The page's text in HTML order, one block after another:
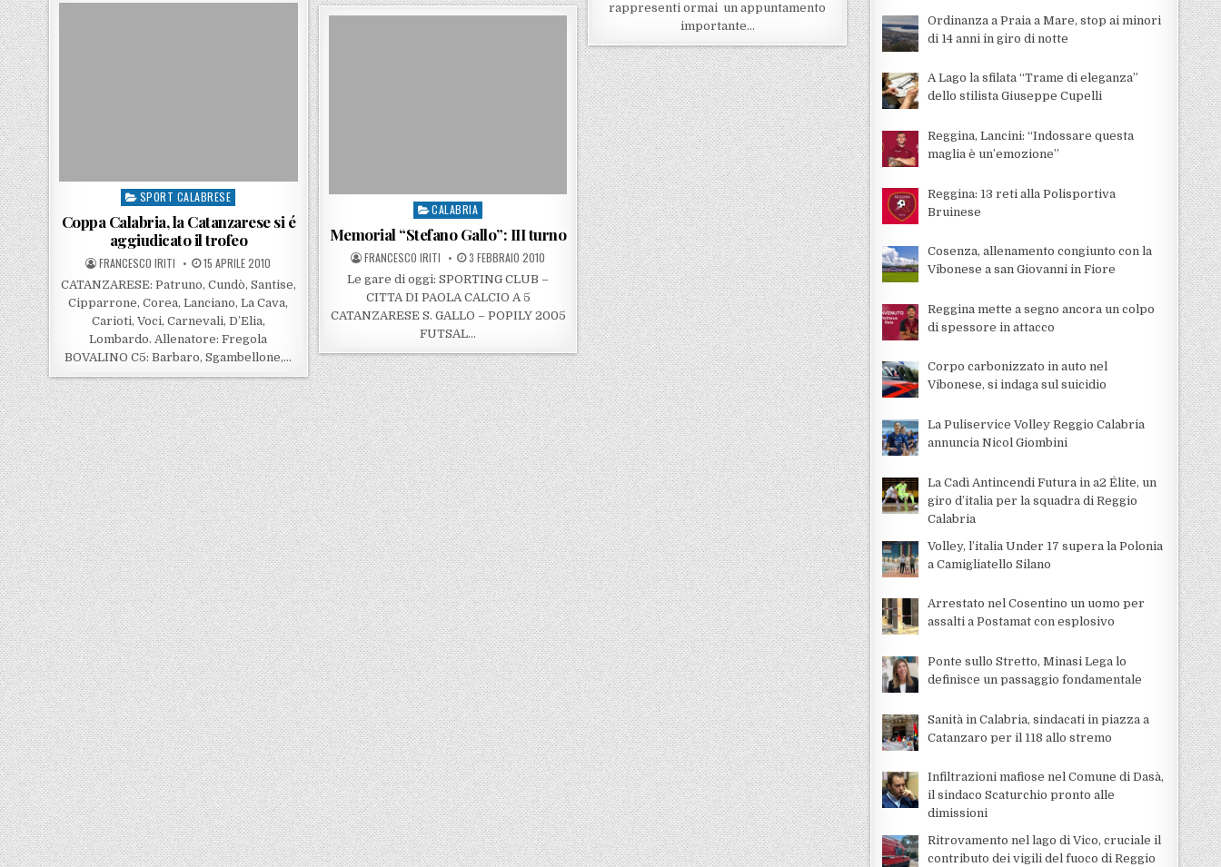
rappresenti ormai un appuntamento
importante…
Posted in
SPORT CALABRESE
Coppa Calabria, la Catanzarese si é
aggiudicato il trofeo
POSTED BY
FRANCESCO IRITI POSTED ON
15 APRILE 2010
CATANZARESE: Patruno, Cundò, Santise,
Cipparrone, Corea, Lanciano, La Cava,
Carioti, Voci, Carnevali, D’Elia,
Lombardo. Allenatore: Fregola
BOVALINO C5: Barbaro, Sgambellone,…
Posted in
CALABRIA
Memorial “Stefano Gallo”: III turno
POSTED BY
FRANCESCO IRITI POSTED ON
3 FEBBRAIO 2010
Le gare di oggi: SPORTING CLUB –
CITTA DI PAOLA CALCIO A 5
CATANZARESE S. GALLO – POPILY 2005
FUTSAL…
Ordinanza a Praia a Mare, stop ai minori
di 14 anni in giro di notte
A Lago la sfilata “Trame di eleganza”
dello stilista Giuseppe Cupelli
Reggina, Lancini: “Indossare questa
maglia è un’emozione”
Reggina: 13 reti alla Polisportiva
Bruinese
Cosenza, allenamento congiunto con la
Vibonese a san Giovanni in Fiore
Reggina mette a segno ancora un colpo
di spessore in attacco
Corpo carbonizzato in auto nel
Vibonese, si indaga sul suicidio
La Puliservice Volley Reggio Calabria
annuncia Nicol Giombini
La Cadì Antincendi Futura in a2 Élite, un
giro d’italia per la squadra di Reggio
Calabria
Volley, l’italia Under 17 supera la Polonia
a Camigliatello Silano
Arrestato nel Cosentino un uomo per
assalti a Postamat con esplosivo
Ponte sullo Stretto, Minasi Lega lo
definisce un passaggio fondamentale
Sanità in Calabria, sindacati in piazza a
Catanzaro per il 118 allo stremo
Infiltrazioni mafiose nel Comune di Dasà,
il sindaco Scaturchio pronto alle
dimissioni
Ritrovamento nel lago di Vico, cruciale il
contributo dei vigili del fuoco di Reggio